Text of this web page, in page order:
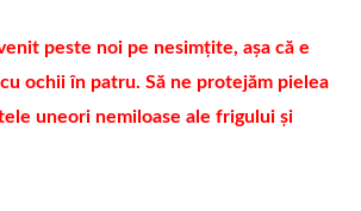
peste noi pe nesimțite, așa că e
ochii în patru. Să ne protejăm pielea
uneori nemiloase ale frigului și